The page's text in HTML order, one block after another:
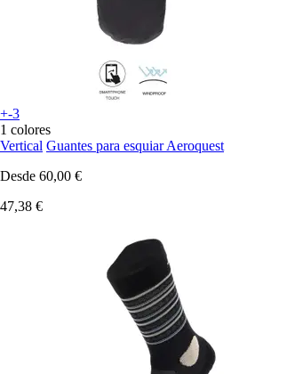
+-3
1 colores
Vertical Guantes para esquiar Aeroquest
Desde 60,00 €
47,38 €